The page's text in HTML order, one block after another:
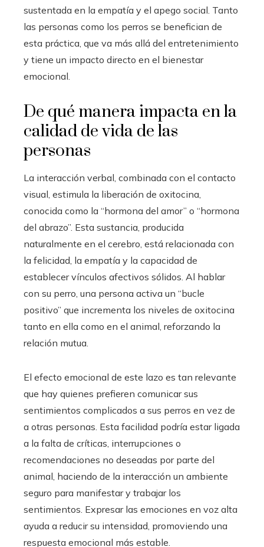
sustentada en la empatía y el apego social. Tanto
las personas como los perros se benefician de
esta práctica, que va más allá del entretenimiento
y tiene un impacto directo en el bienestar
emocional.
De qué manera impacta en la
calidad de vida de las
personas
La interacción verbal, combinada con el contacto
visual, estimula la liberación de oxitocina,
conocida como la “hormona del amor” o “hormona
del abrazo”. Esta sustancia, producida
naturalmente en el cerebro, está relacionada con
la felicidad, la empatía y la capacidad de
establecer vínculos afectivos sólidos. Al hablar
con su perro, una persona activa un “bucle
positivo” que incrementa los niveles de oxitocina
tanto en ella como en el animal, reforzando la
relación mutua.
El efecto emocional de este lazo es tan relevante
que hay quienes prefieren comunicar sus
sentimientos complicados a sus perros en vez de
a otras personas. Esta facilidad podría estar ligada
a la falta de críticas, interrupciones o
recomendaciones no deseadas por parte del
animal, haciendo de la interacción un ambiente
seguro para manifestar y trabajar los
sentimientos. Expresar las emociones en voz alta
ayuda a reducir su intensidad, promoviendo una
respuesta emocional más estable.